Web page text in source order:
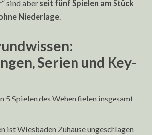
sind aber seit fünf Spielen am Stück
Niederlage.
Serien und Key-
5 Spielen des Wehen fielen insgesamt
ist Wiesbaden Zuhause ungeschlagen